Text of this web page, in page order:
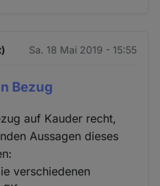
Sa. 18 Mai 2019 - 15:55
Bezug
auf Kauder recht,
Aussagen dieses
verschiedenen